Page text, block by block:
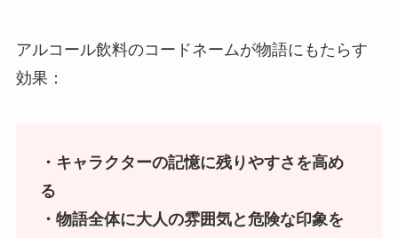
アルコール飲料のコードネームが物語にもたらす
効果：
・キャラクターの記憶に残りやすさを高め
る
・物語全体に大人の雰囲気と危険な印象を